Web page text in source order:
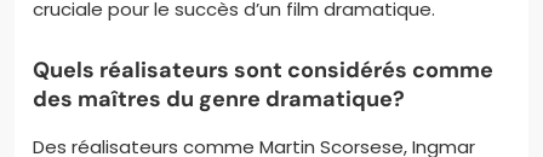
thèmes centraux du film. Les choix de mise en scène
scènes. Des réalisateurs comme Martin Scorsese et
Quentin Tarantino illustrent comment une vision
singulière peut façonner un film. Leur approche